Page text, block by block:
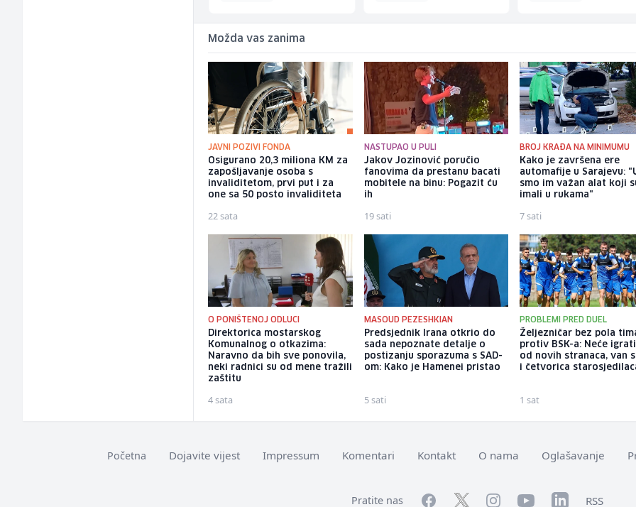
Možda vas zanima
JAVNI POZIVI FONDA
Osigurano 20,3 miliona KM za
zapošljavanje osoba s
invaliditetom, prvi put i za
one sa 50 posto invaliditeta
22 sata
NASTUPAO U PULI
Jakov Jozinović poručio
fanovima da prestanu bacati
mobitele na binu: Pogazit ću
ih
19 sati
BROJ KRAĐA NA MINIMUMU
Kako je završena ere
automafije u Sarajevu:
smo im važan alat koji
imali u rukama"
7 sati
O PONIŠTENOJ ODLUCI
Direktorica mostarskog
Komunalnog o otkazima:
Naravno da bih sve ponovila,
neki radnici su od mene tražili
zaštitu
4 sata
MASOUD PEZESHKIAN
Predsjednik Irana otkrio do
sada nepoznate detalje o
postizanju sporazuma s SAD-
om: Kako je Hamenei pristao
5 sati
PROBLEMI PRED DUEL
Željezničar bez pola
protiv BSK-a: Neće
od novih stranaca, van
i četvorica
1 sat
Početna Dojavite vijest Impressum Komentari Kontakt O nama Oglašavanje
Pratite nas FacebookTwitterInstagramYouTubeLinkedInRSS